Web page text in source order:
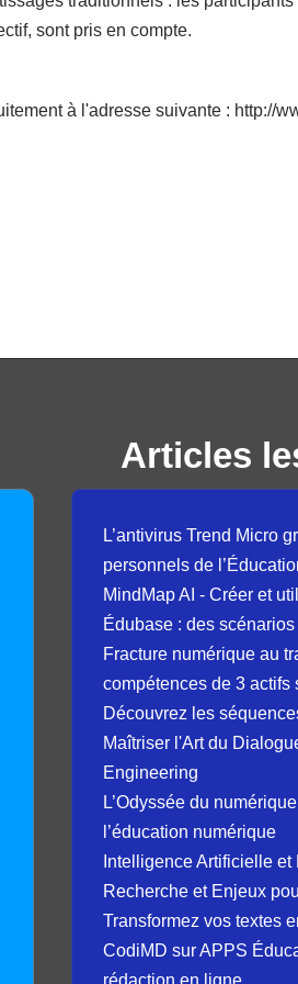
sont pris en compte.
à l'adresse suivante : http://
sur les départements et régions
Articles
L’antivirus Trend Micro
personnels de
MindMap AI - Créer et
Édubase : des
Fracture numérique au
compétences de 3 actifs
Découvrez les
Maîtriser l'Art du
Engineering
L’Odyssée du
l’éducation numérique
Intelligence Artificielle
Recherche et Enjeux
Transformez vos textes
CodiMD sur APPS